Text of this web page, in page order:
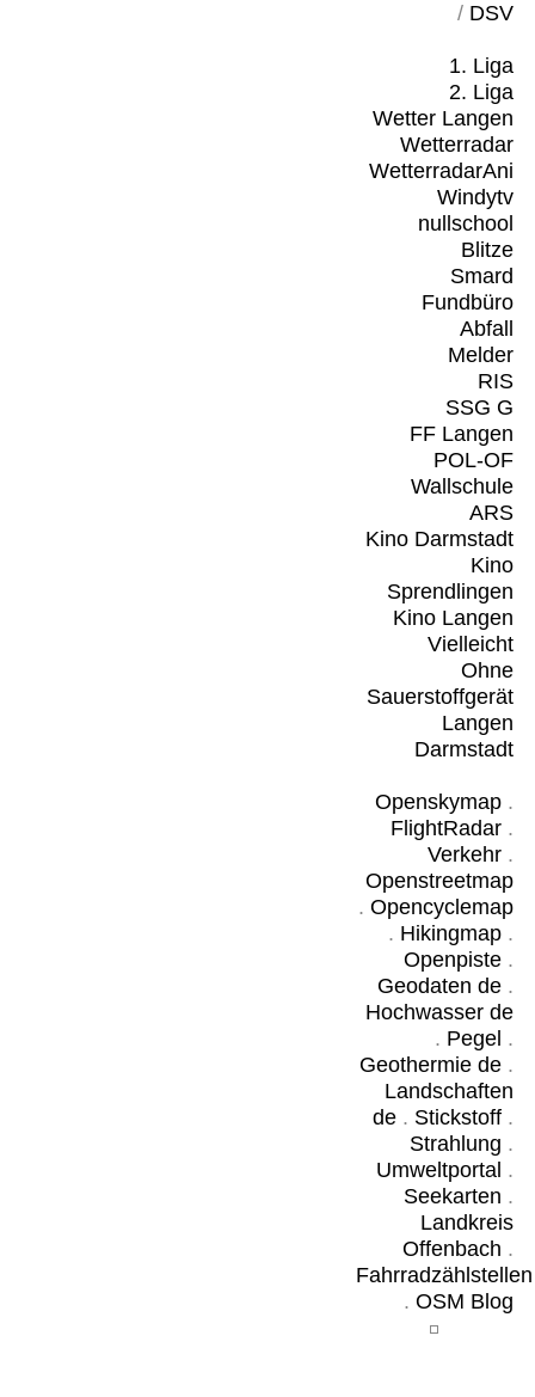
/ DSV
1. Liga
2. Liga
Wetter Langen
Wetterradar
WetterradarAni
Windytv
nullschool
Blitze
Smard
Fundbüro
Abfall
Melder
RIS
SSG G
FF Langen
POL-OF
Wallschule
ARS
Kino Darmstadt
Kino
Sprendlingen
Kino Langen
Vielleicht
Ohne
Sauerstoffgerät
Langen
Darmstadt
Openskymap.
FlightRadar.
Verkehr.
Openstreetmap
. Opencyclemap
. Hikingmap.
Openpiste.
Geodaten de.
Hochwasser de
. Pegel .
Geothermie de.
Landschaften
de. Stickstoff.
Strahlung .
Umweltportal .
Seekarten .
Landkreis
Offenbach .
Fahrradzählstellen
. OSM Blog